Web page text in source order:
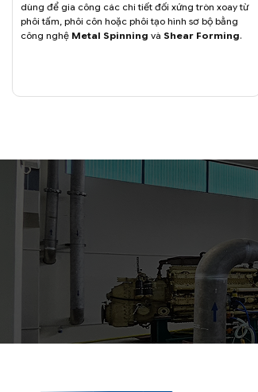
dùng để gia công các chi tiết đối xứng tròn xoay từ
phôi tấm, phôi côn hoặc phôi tạo hình sơ bộ bằng
công nghệ Metal Spinning và Shear Forming.